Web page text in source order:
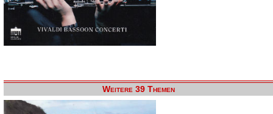
Weitere 39 Themen